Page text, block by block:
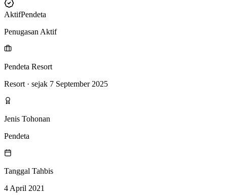
AktifPendeta
Penugasan Aktif
Pendeta Resort
Resort · sejak 7 September 2025
Jenis Tohonan
Pendeta
Tanggal Tahbis
4 April 2021